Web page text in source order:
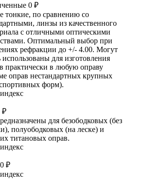
0 ₽
тонкие, по сравнению со
линзы из качественного
с отличными оптическими
Оптимальный выбор при
рефракции до +/- 4.00. Могут
использованы для изготовления
практически в любую оправу
оправ нестандартных крупных
форм).
₽
для безободковых (без
полуободковых (на леске) и
титановых оправ.
0 ₽